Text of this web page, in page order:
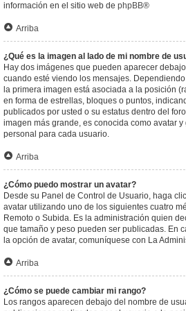
información en el sitio web de phpBB®
Arriba
¿Qué es la imagen al lado de mi nombre de
Hay dos imágenes que pueden aparecer
cuando esté viendo los mensajes.
la primera imagen está asociada a la posición
en forma de estrellas, bloques o puntos,
publicados por usted o su estatus dentro del
imagen más grande, es conocida como avatar
personal para cada usuario.
Arriba
¿Cómo puedo mostrar un avatar?
Desde su Panel de Control de Usuario, haga
avatar utilizando uno de los siguientes cuatro
Remoto o Subida. Es la administración quien
que tamaño y peso pueden ser publicadas. En
la opción de avatar, comuníquese con La
Arriba
¿Cómo se puede cambiar mi rango?
Los rangos aparecen debajo del nombre de